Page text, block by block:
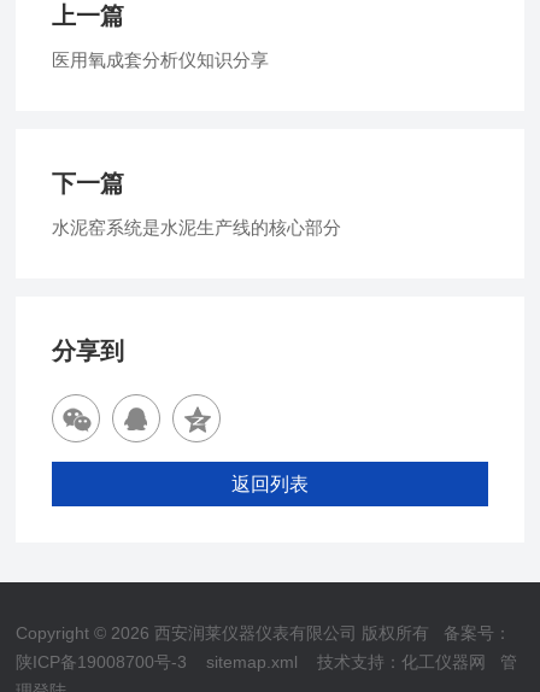
上一篇
医用氧成套分析仪知识分享
下一篇
水泥窑系统是水泥生产线的核心部分
分享到
返回列表
Copyright © 2026 西安润莱仪器仪表有限公司 版权所有 备案号：
陕ICP备19008700号-3
sitemap.xml 技术支持：化工仪器网
管